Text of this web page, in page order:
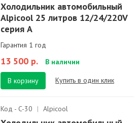
Холодильник автомобильный
Alpicool 25 литров 12/24/220V
серия A
Гарантия 1 год
13 500 р. В наличии
В корзину Купить в один клик
Код - C-30 | Alpicool